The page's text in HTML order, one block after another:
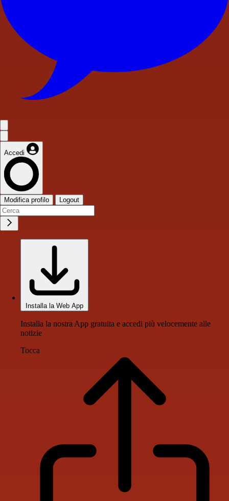
Accedi
Modifica profilo Logout
Installa la Web App
Installa la nostra App gratuita e accedi più velocemente alle
notizie
Tocca